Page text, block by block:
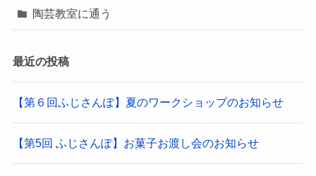
陶芸教室に通う
最近の投稿
【第６回ふじさんぽ】夏のワークショップのお知らせ
【第5回 ふじさんぽ】お菓子お渡し会のお知らせ